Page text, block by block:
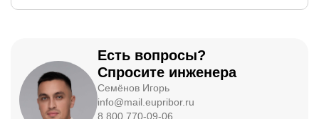
Есть вопросы?
Спросите инженера
Семёнов Игорь
info@mail.eupribor.ru
8 800 770-09-06